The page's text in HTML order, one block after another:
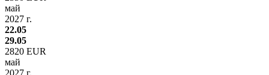
май
2027 г.
22.05
29.05
2820 EUR
май
2027 г.